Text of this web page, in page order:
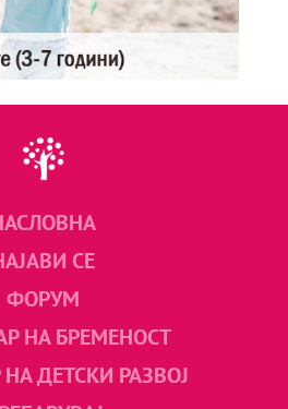
СЕ
ФОРУМ
НА БРЕМЕНОСТ
ДЕТСКИ РАЗВОЈ